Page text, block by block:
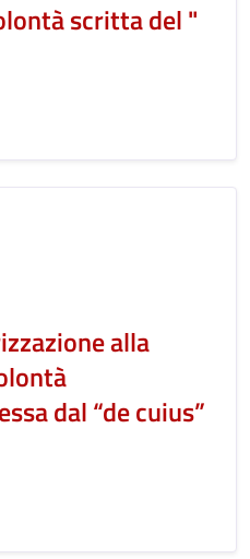
scritta del "
DOMANDA DI
alla
dal “de cuius”
DOMANDA DI